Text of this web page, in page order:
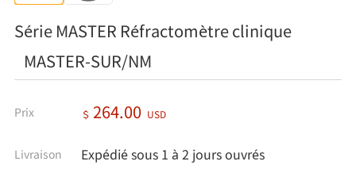
Série MASTER Réfractomètre clinique
MASTER-SUR/NM
Prix ＄ 264.00 USD
Livraison Expédié sous 1 à 2 jours ouvrés